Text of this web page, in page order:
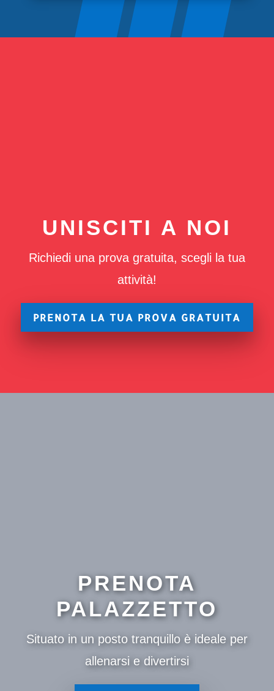
UNISCITI A NOI
Richiedi una prova gratuita, scegli la tua
attività!
PRENOTA LA TUA PROVA GRATUITA
PRENOTA
PALAZZETTO
Situato in un posto tranquillo è ideale per
allenarsi e divertirsi